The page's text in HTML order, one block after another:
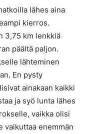
lähes aina
kierros.
3,75 km lenkkiä
päältä paljon.
lähteminen
En pysty
ainakaan kaikki
ja syö lunta lähes
vaikka olisi
vaikuttaa enemmän